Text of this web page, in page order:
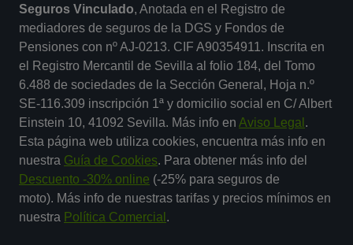
Seguros Vinculado, Anotada en el Registro de
mediadores de seguros de la DGS y Fondos de
Pensiones con nº AJ-0213. CIF A90354911. Inscrita en
el Registro Mercantil de Sevilla al folio 184, del Tomo
6.488 de sociedades de la Sección General, Hoja n.º
SE-116.309 inscripción 1ª y domicilio social en C/ Albert
Einstein 10, 41092 Sevilla. Más info en Aviso Legal .
Esta página web utiliza cookies, encuentra más info en
nuestra Guía de Cookies. Para obtener más info del
Descuento -30% online (-25% para seguros de
moto). Más info de nuestras tarifas y precios mínimos en
nuestra Política Comercial .